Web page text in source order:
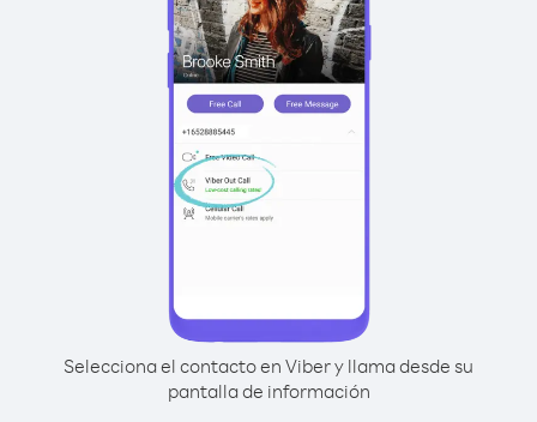
Selecciona el contacto en Viber y llama desde su
pantalla de información